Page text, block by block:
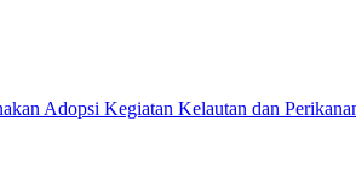
Adopsi Kegiatan Kelautan dan